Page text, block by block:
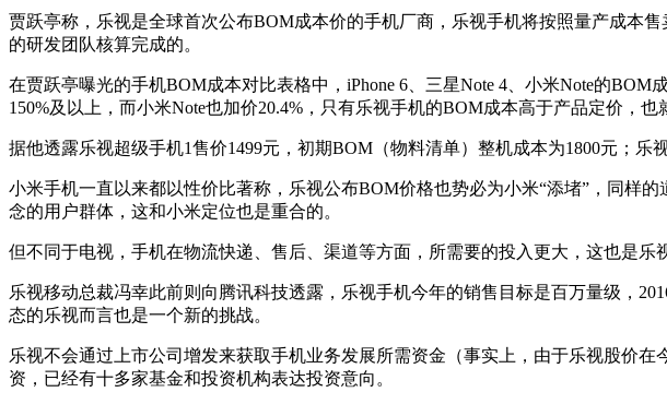
贾跃亭称，乐视是全球首次公布BOM成本价的手机厂商，乐视手机将按照量产成本
的研发团队核算完成的。
在贾跃亭曝光的手机BOM成本对比表格中，iPhone 6、三星Note 4、小米Note的
150%及以上，而小米Note也加价20.4%，只有乐视手机的BOM成本高于产品定价，
据他透露乐视超级手机1售价1499元，初期BOM（物料清单）整机成本为1800元；乐
小米手机一直以来都以性价比著称，乐视公布BOM价格也势必为小米“添堵”，同样
念的用户群体，这和小米定位也是重合的。
但不同于电视，手机在物流快递、售后、渠道等方面，所需要的投入更大，这也是
乐视移动总裁冯幸此前则向腾讯科技透露，乐视手机今年的销售目标是百万量级，
态的乐视而言也是一个新的挑战。
乐视不会通过上市公司增发来获取手机业务发展所需资金（事实上，由于乐视股价
资，已经有十多家基金和投资机构表达投资意向。